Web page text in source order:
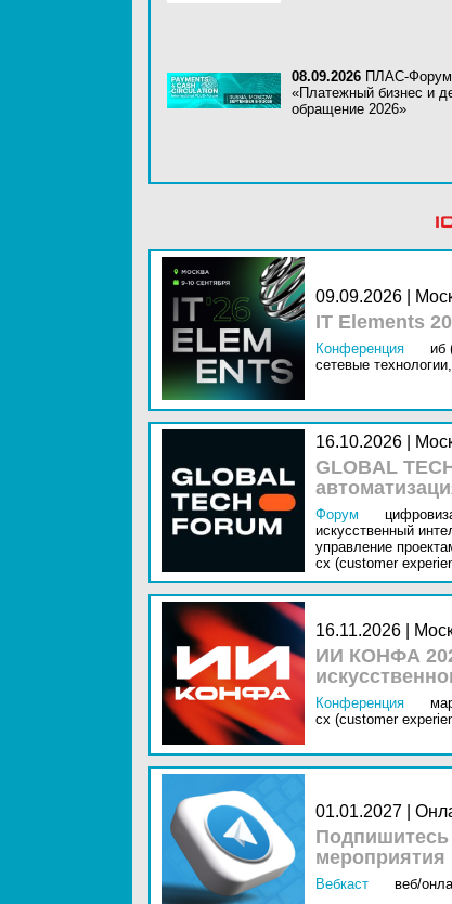
08.09.2026 ПЛАС-Форум
«Платежный бизнес и
обращение 2026»
09.09.2026 |
IT Elements
Конференция иб
сетевые технологии,
16.10.2026 |
GLOBAL
Форум
искусственный
управление
cx (customer
16.11.2026 |
ИИ КОНФА
Конференция
cx (customer
01.01.2027 |
Подпишитесь
мероприятия
Вебкаст веб/